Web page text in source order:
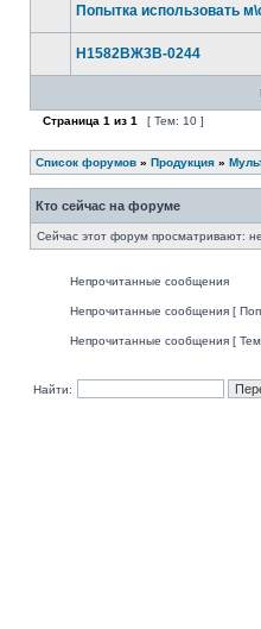
Попытка использовать
Н1582ВЖ3В-0244
Страница 1 из 1 [ Тем: 10 ]
Список форумов » Продукция »
Кто сейчас на форуме
Сейчас этот форум просматривают:
Непрочитанные сообщения
Непрочитанные сообщения [
Непрочитанные сообщения [
Найти: